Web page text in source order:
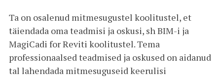
Ta on osalenud mitmesugustel koolitustel, et
täiendada oma teadmisi ja oskusi, sh BIM-i ja
MagiCadi for Reviti koolitustel. Tema
professionaalsed teadmised ja oskused on aidanud
tal lahendada mitmesuguseid keerulisi